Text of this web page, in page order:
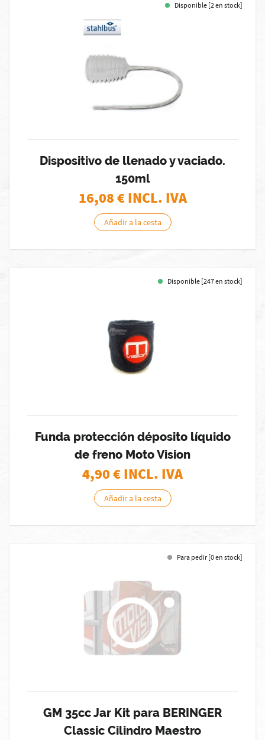
Disponible [2 en stock]
Dispositivo de llenado y vaciado.
150ml
16,08€ INCL. IVA
Añadir a la cesta
Disponible [247 en stock]
Funda protección déposito líquido
de freno Moto Vision
4,90€ INCL. IVA
Añadir a la cesta
Para pedir [0 en stock]
GM 35cc Jar Kit para BERINGER
Classic Cilindro Maestro